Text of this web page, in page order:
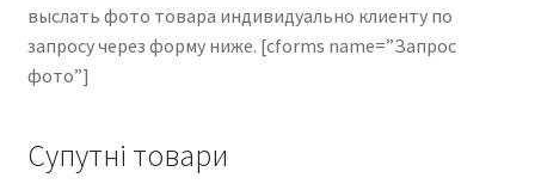
выслать фото товара индивидуально клиенту по
запросу через форму ниже. [cforms name=”Запрос
фото”]
Супутні товари